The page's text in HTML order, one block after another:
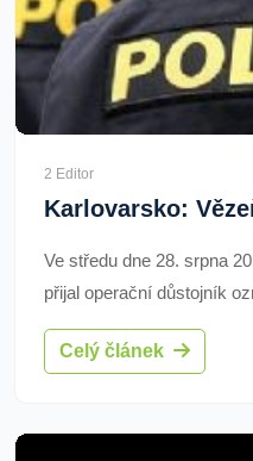
2 Editor
Ve středu dne 28. srpna
přijal operační důstojník
vězeň svévolně opustil
Karlovarsku.
Celý článek